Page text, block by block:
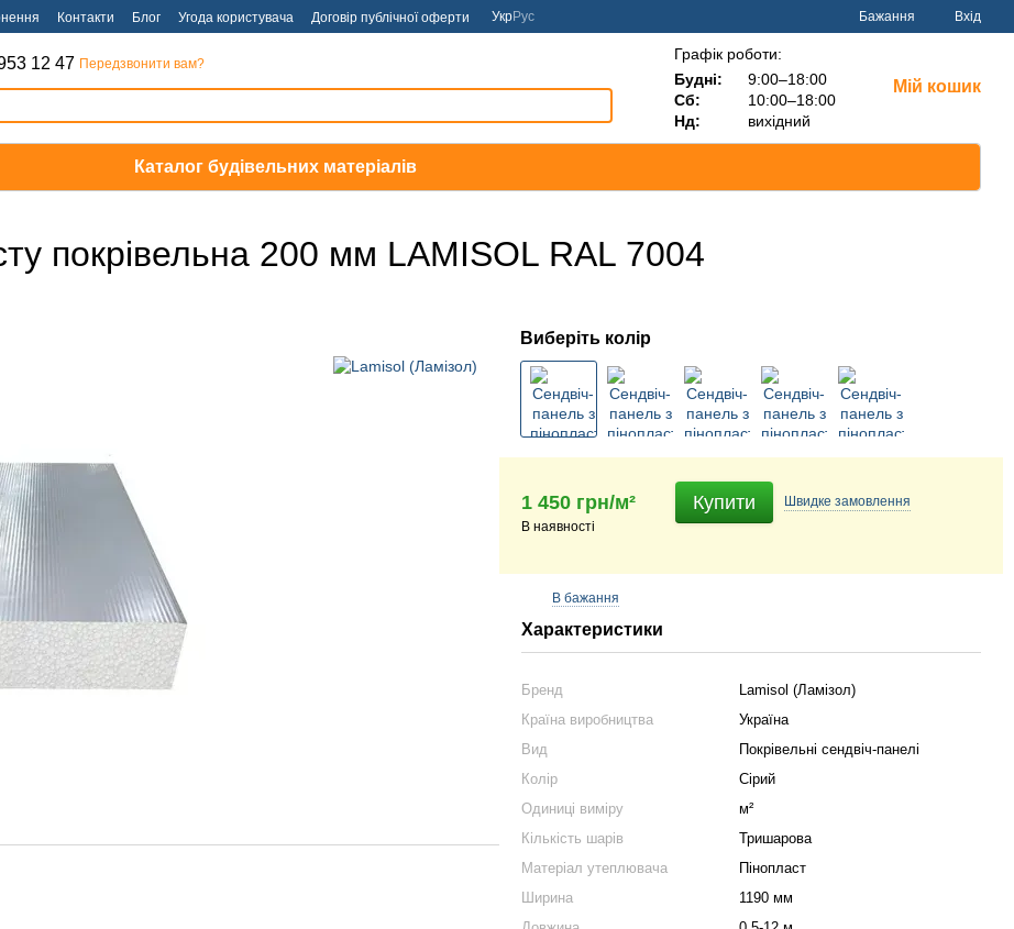
Контакти Блог Угода користувача Договір публічної оферти УкрРус Бажання Вхід
12 47 Передзвонити вам?
Графік роботи:
Будні:
9:00–18:00
Сб:
10:00–18:00
Нд:
вихідний
Мій кошик
Каталог будівельних матеріалів
покрівельна 200 мм LAMISOL RAL 7004
Виберіть колір
1 450 грн/м²
В наявності
Купити Швидке замовлення
В бажання
Характеристики
Бренд
Lamisol (Ламізол)
Країна виробництва
Україна
Вид
Покрівельні сендвіч-панелі
Колір
Сірий
Одиниці виміру
м²
Кількість шарів
Тришарова
Матеріал утеплювача
Пінопласт
Ширина
1190 мм